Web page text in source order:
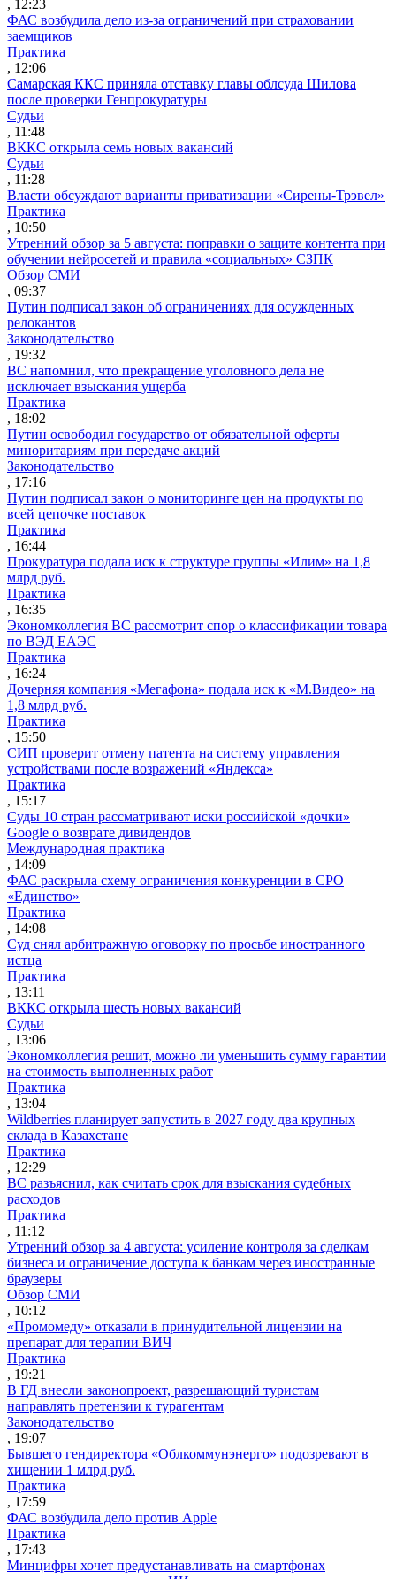
, 12:23
ФАС возбудила дело из-за ограничений при страховании
заемщиков
Практика
, 12:06
Самарская ККС приняла отставку главы облсуда Шилова
после проверки Генпрокуратуры
Судьи
, 11:48
ВККС открыла семь новых вакансий
Судьи
, 11:28
Власти обсуждают варианты приватизации «Сирены-Трэвел»
Практика
, 10:50
Утренний обзор за 5 августа: поправки о защите контента при
обучении нейросетей и правила «социальных» СЗПК
Обзор СМИ
, 09:37
Путин подписал закон об ограничениях для осужденных
релокантов
Законодательство
, 19:32
ВС напомнил, что прекращение уголовного дела не
исключает взыскания ущерба
Практика
, 18:02
Путин освободил государство от обязательной оферты
миноритариям при передаче акций
Законодательство
, 17:16
Путин подписал закон о мониторинге цен на продукты по
всей цепочке поставок
Практика
, 16:44
Прокуратура подала иск к структуре группы «Илим» на 1,8
млрд руб.
Практика
, 16:35
Экономколлегия ВС рассмотрит спор о классификации товара
по ВЭД ЕАЭС
Практика
, 16:24
Дочерняя компания «Мегафона» подала иск к «М.Видео» на
1,8 млрд руб.
Практика
, 15:50
СИП проверит отмену патента на систему управления
устройствами после возражений «Яндекса»
Практика
, 15:17
Суды 10 стран рассматривают иски российской «дочки»
Google о возврате дивидендов
Международная практика
, 14:09
ФАС раскрыла схему ограничения конкуренции в СРО
«Единство»
Практика
, 14:08
Суд снял арбитражную оговорку по просьбе иностранного
истца
Практика
, 13:11
ВККС открыла шесть новых вакансий
Судьи
, 13:06
Экономколлегия решит, можно ли уменьшить сумму гарантии
на стоимость выполненных работ
Практика
, 13:04
Wildberries планирует запустить в 2027 году два крупных
склада в Казахстане
Практика
, 12:29
ВС разъяснил, как считать срок для взыскания судебных
расходов
Практика
, 11:12
Утренний обзор за 4 августа: усиление контроля за сделкам
бизнеса и ограничение доступа к банкам через иностранные
браузеры
Обзор СМИ
, 10:12
«Промомеду» отказали в принудительной лицензии на
препарат для терапии ВИЧ
Практика
, 19:21
В ГД внесли законопроект, разрешающий туристам
направлять претензии к турагентам
Законодательство
, 19:07
Бывшего гендиректора «Облкоммунэнерго» подозревают в
хищении 1 млрд руб.
Практика
, 17:59
ФАС возбудила дело против Apple
Практика
, 17:43
Минцифры хочет предустанавливать на смартфонах